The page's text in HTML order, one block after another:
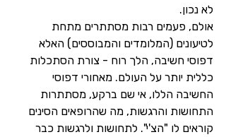
לא נכון.
אולם, פעמים רבות מסתתרים מתחת
לטיעונים (המלומדים והמבוססים) האלא
דפוסי חשיבה, הלך רוח - צורת הסתכלות
כללית יותר על העולם. מאחורי דפוסי
החשיבה הללו, אי שם ברקע, מסתתרות
התחושות והרגשות, מה שהרופאים הסינים
קוראים לו "הצ'י". לתחושות ולרגשות כבר